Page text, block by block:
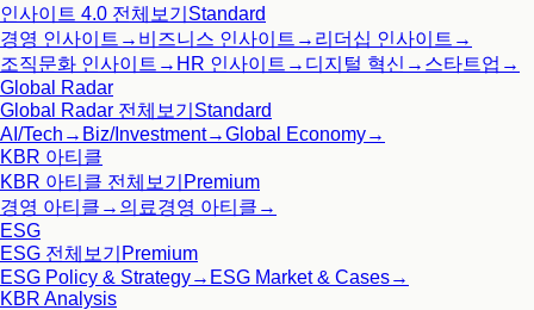
인사이트 4.0 전체보기 Standard
경영 인사이트 → 비즈니스 인사이트 → 리더십 인사이트 →
조직문화 인사이트 → HR 인사이트 → 디지털 혁신 → 스타트업 →
Global Radar
Global Radar 전체보기 Standard
AI/Tech → Biz/Investment→Global Economy→
KBR 아티클
KBR 아티클 전체보기 Premium
경영 아티클 → 의료경영 아티클 →
ESG
ESG 전체보기 Premium
ESG Policy & Strategy→ ESG Market & Cases→
KBR Analysis